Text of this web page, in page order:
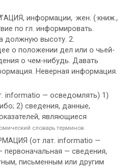
информации, ·жен. (·книж.,
по гл. информировать.
должную высоту. 2.
о положении дел или о чьей-
о чем-нибудь. Давать
Неверная информация.
informatio — осведомлять) 1)
2) сведения, данные,
являющиеся
словарь терминов
(от лат. informatio —
первоначальная — сведения,
письменным или другим